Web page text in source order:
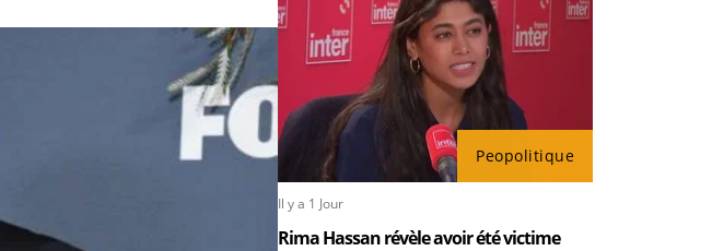
Peopolitique
Il y a 1 Jour
Rima Hassan révèle avoir été victime